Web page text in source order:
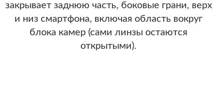
закрывает заднюю часть, боковые грани, верх
и низ смартфона, включая область вокруг
блока камер (сами линзы остаются
открытыми).